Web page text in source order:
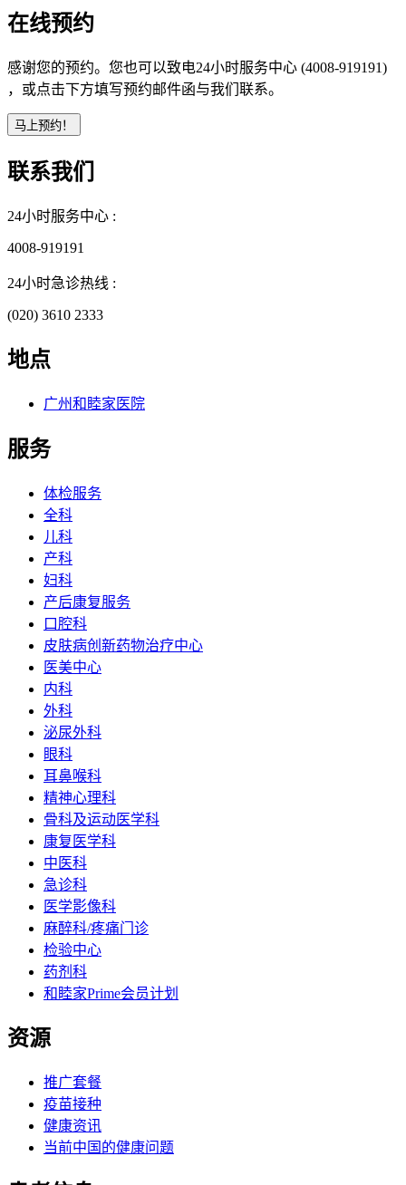
在线预约
感谢您的预约。您也可以致电24小时服务中心 (4008-919191)
，或点击下方填写预约邮件函与我们联系。
联系我们
24小时服务中心 :
4008-919191
24小时急诊热线 :
(020) 3610 2333
地点
广州和睦家医院
服务
体检服务
全科
儿科
产科
妇科
产后康复服务
口腔科
皮肤病创新药物治疗中心
医美中心
内科
外科
泌尿外科
眼科
耳鼻喉科
精神心理科
骨科及运动医学科
康复医学科
中医科
急诊科
医学影像科
麻醉科/疼痛门诊
检验中心
药剂科
和睦家Prime会员计划
资源
推广套餐
疫苗接种
健康资讯
当前中国的健康问题